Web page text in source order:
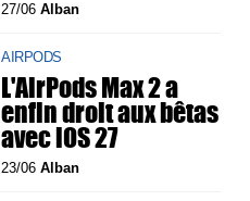
27/06Alban
AIRPODS
L'AirPods Max 2 a
enfin droit aux bêtas
avec iOS 27
23/06Alban